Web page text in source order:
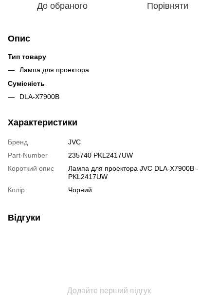
До обраного Порівняти
Опис
Тип товару
Лампа для проектора
Сумісність
DLA-X7900B
Характеристики
Бренд
JVC
Part-Number
235740 PKL2417UW
Короткий опис
Лампа для проектора JVC DLA-X7900B -
PKL2417UW
Колір
Чорний
Відгуки
Додайте перший відгук